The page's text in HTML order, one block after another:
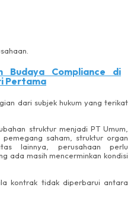
Budaya Compliance di
Pertama
dari subjek hukum yang terikat
struktur menjadi PT Umum,
saham, struktur organ
lainnya, perusahaan perlu
ada masih mencerminkan kondisi
kontrak tidak diperbarui antara